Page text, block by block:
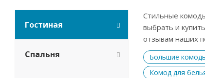
Стильные
выбрать и
отзывам наших
Большие
Комод для
Гостиная
Спальня